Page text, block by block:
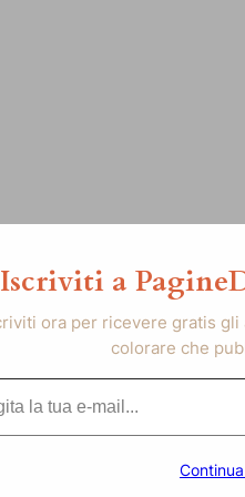
Iscriviti a
ora per ricevere gratis
colorare che